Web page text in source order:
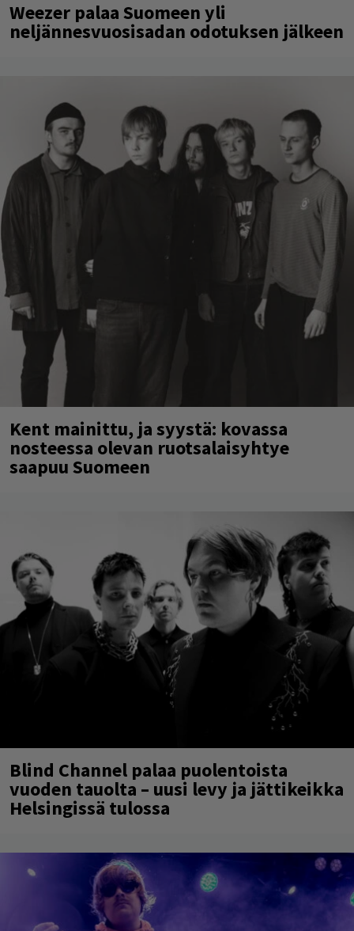
Weezer palaa Suomeen yli
neljännesvuosisadan odotuksen jälkeen
Kent mainittu, ja syystä: kovassa
nosteessa olevan ruotsalaisyhtye
saapuu Suomeen
Blind Channel palaa puolentoista
vuoden tauolta – uusi levy ja jättikeikka
Helsingissä tulossa